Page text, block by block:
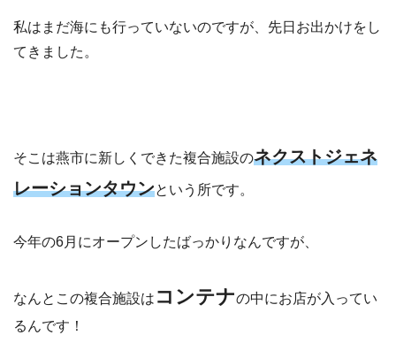
私はまだ海にも行っていないのですが、先日お出かけをし
てきました。
そこは燕市に新しくできた複合施設のネクストジェネ
レーションタウンという所です。
今年の6月にオープンしたばっかりなんですが、
なんとこの複合施設は コンテナの中にお店が入ってい
るんです！